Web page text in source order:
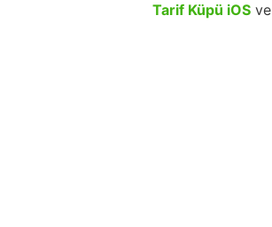
Tarif Küpü iOS ve